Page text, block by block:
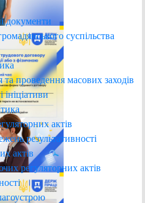
документи
суспільства
та проведення масових заходів
ініціативи
актів
результативності
актів
регуляторних актів